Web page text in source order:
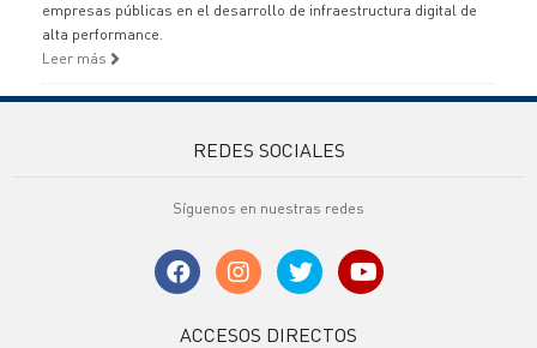
empresas públicas en el desarrollo de infraestructura digital de
alta performance.
Leer más
REDES SOCIALES
Síguenos en nuestras redes
ACCESOS DIRECTOS